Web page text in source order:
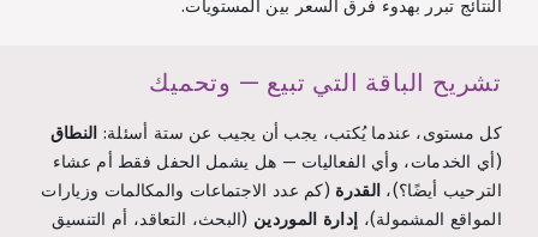
النتائج تبرر بهدوء فرق السعر بين المستويات.
تشريح الباقة التي تبيع — وتحميك
كل مستوى، عندما يُكتب، يجب أن يجيب عن ستة أسئلة: النطاق
(أي الخدمات، وأي الفعاليات — هل يشمل الحفل فقط أم عشاء
الترحيب أيضًا؟)، القدرة (كم عدد الاجتماعات والمكالمات وزيارات
المواقع المشمولة)، إدارة الموردين (البحث، التعاقد، أم التنسيق